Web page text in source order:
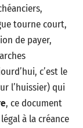
tourne court,
de payer,
c’est le
l’huissier) qui
, ce document
à la créance